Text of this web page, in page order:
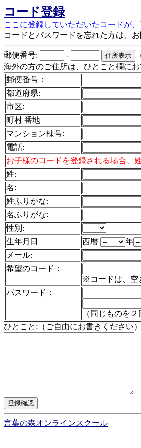
コード登録
ここに登録していただいたコードが
コードとパスワードを忘れた方は、
郵便番号: -
海外の方のご住所は、ひとこと欄にお
郵便番号：
都道府県:
市区:
町村 番地
マンション棟号:
電話:
お子様のコードを登録される場合、
姓:
名:
姓ふりがな:
名ふりがな:
性別:
生年月日
西暦 年
メール:
希望のコード：
※コードは、空
パスワード：
（同じものを
ひとこと:（ご自由にお書きください）
言葉の森オンラインスクール